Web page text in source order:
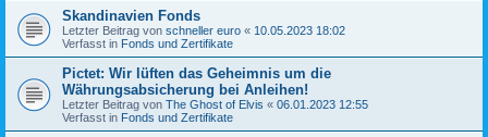
Skandinavien Fonds
Letzter Beitrag von schneller euro « 10.05.2023 18:02
Verfasst in Fonds und Zertifikate
Pictet: Wir lüften das Geheimnis um die
Währungsabsicherung bei Anleihen!
Letzter Beitrag von The Ghost of Elvis « 06.01.2023 12:55
Verfasst in Fonds und Zertifikate